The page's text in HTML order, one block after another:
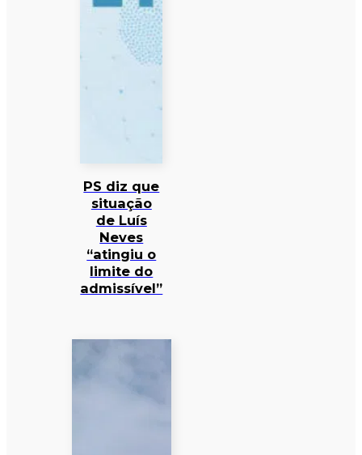
PS diz que
situação
de Luís
Neves
“atingiu o
limite do
admissível”